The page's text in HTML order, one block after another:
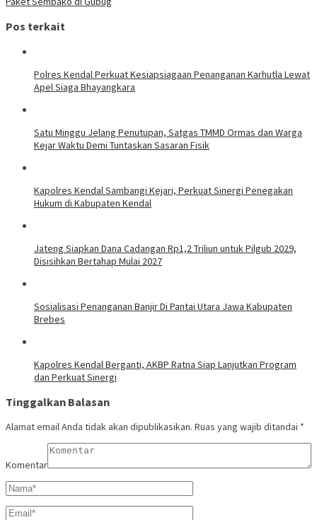
Pos terkait
Polres Kendal Perkuat Kesiapsiagaan Penanganan Karhutla Lewat
Apel Siaga Bhayangkara
Satu Minggu Jelang Penutupan, Satgas TMMD Ormas dan Warga
Kejar Waktu Demi Tuntaskan Sasaran Fisik
Kapolres Kendal Sambangi Kejari, Perkuat Sinergi Penegakan
Hukum di Kabupaten Kendal
Jateng Siapkan Dana Cadangan Rp1,2 Triliun untuk Pilgub 2029,
Disisihkan Bertahap Mulai 2027
Sosialisasi Penanganan Banjir Di Pantai Utara Jawa Kabupaten
Brebes
Kapolres Kendal Berganti, AKBP Ratna Siap Lanjutkan Program
dan Perkuat Sinergi
Tinggalkan Balasan
Alamat email Anda tidak akan dipublikasikan. Ruas yang wajib ditandai *
Komentar